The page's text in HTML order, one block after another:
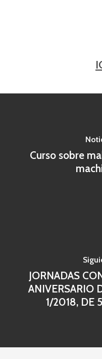
Curso sobre
JORNADAS
ANIVERSARIO
1/2018, DE